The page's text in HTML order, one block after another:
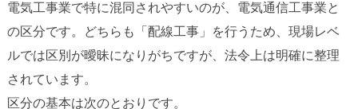
電気工事業で特に混同されやすいのが、電気通信工事業と
の区分です。どちらも「配線工事」を行うため、現場レベ
ルでは区別が曖昧になりがちですが、法令上は明確に整理
されています。
区分の基本は次のとおりです。